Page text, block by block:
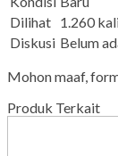
Berat
300 gram
Kondisi
Baru
Dilihat 1.260
Diskusi Belum
Mohon maaf,